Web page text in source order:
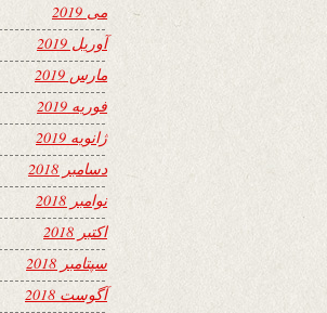
می 2019
آوریل 2019
مارس 2019
فوریه 2019
ژانویه 2019
دسامبر 2018
نوامبر 2018
اکتبر 2018
سپتامبر 2018
آگوست 2018